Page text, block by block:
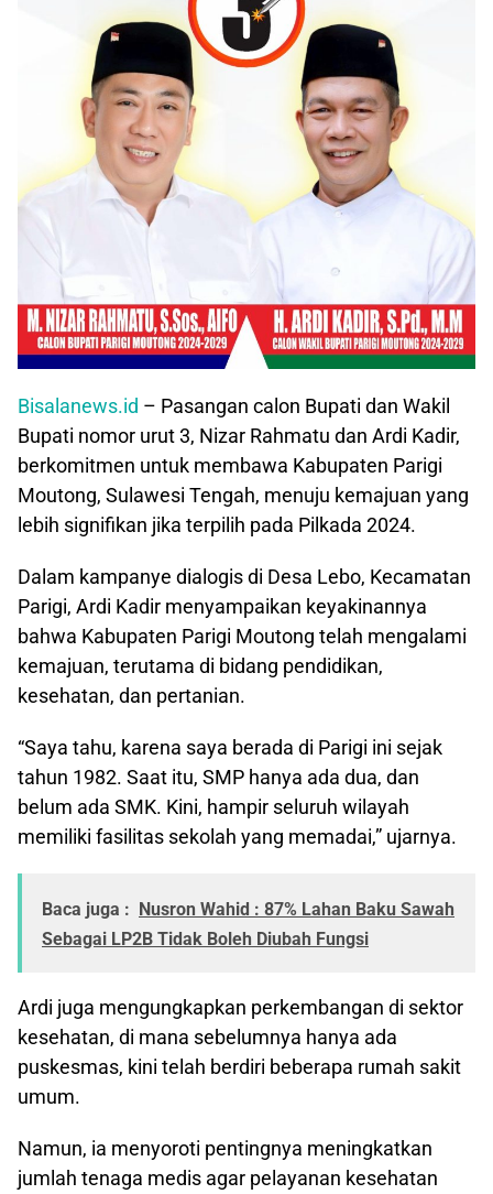
Bisalanews.id – Pasangan calon Bupati dan Wakil
Bupati nomor urut 3, Nizar Rahmatu dan Ardi Kadir,
berkomitmen untuk membawa Kabupaten Parigi
Moutong, Sulawesi Tengah, menuju kemajuan yang
lebih signifikan jika terpilih pada Pilkada 2024.
Dalam kampanye dialogis di Desa Lebo, Kecamatan
Parigi, Ardi Kadir menyampaikan keyakinannya
bahwa Kabupaten Parigi Moutong telah mengalami
kemajuan, terutama di bidang pendidikan,
kesehatan, dan pertanian.
“Saya tahu, karena saya berada di Parigi ini sejak
tahun 1982. Saat itu, SMP hanya ada dua, dan
belum ada SMK. Kini, hampir seluruh wilayah
memiliki fasilitas sekolah yang memadai,” ujarnya.
Baca juga : Nusron Wahid : 87% Lahan Baku Sawah
Sebagai LP2B Tidak Boleh Diubah Fungsi
Ardi juga mengungkapkan perkembangan di sektor
kesehatan, di mana sebelumnya hanya ada
puskesmas, kini telah berdiri beberapa rumah sakit
umum.
Namun, ia menyoroti pentingnya meningkatkan
jumlah tenaga medis agar pelayanan kesehatan